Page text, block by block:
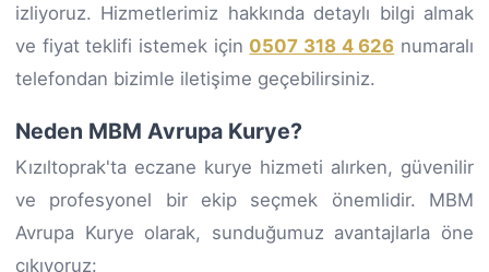
izliyoruz. Hizmetlerimiz hakkında detaylı bilgi almak
ve fiyat teklifi istemek için 0507 318 4 626 numaralı
telefondan bizimle iletişime geçebilirsiniz.
Neden MBM Avrupa Kurye?
Kızıltoprak'ta eczane kurye hizmeti alırken, güvenilir
ve profesyonel bir ekip seçmek önemlidir. MBM
Avrupa Kurye olarak, sunduğumuz avantajlarla öne
çıkıyoruz: